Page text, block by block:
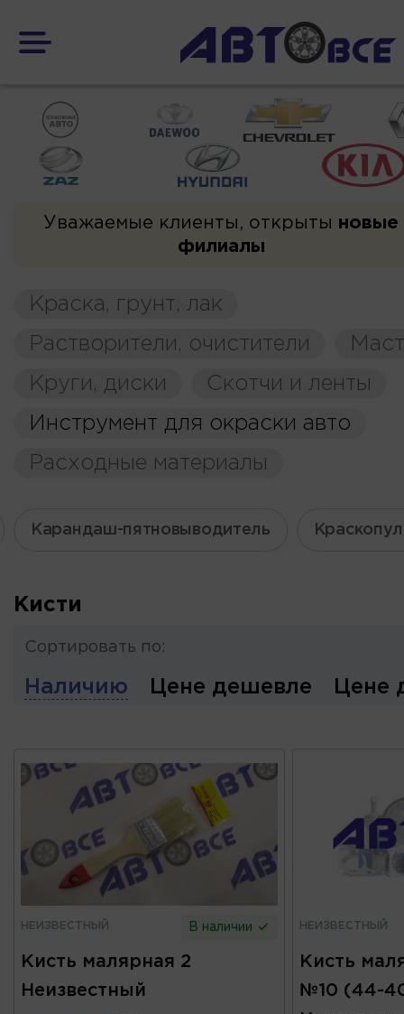
Уважаемые клиенты, открыты новые
филиалы
Краска, грунт, лак
Растворители, очистители
Круги, диски
Скотчи и ленты
Инструмент для окраски авто
Расходные материалы
Карандаш-пятновыводитель
Кисти
Сортировать по:
Наличию Цене дешевле Цене
НЕИЗВЕСТНЫЙ В наличии
Кисть малярная 2
Неизвестный
НЕИЗВЕСТНЫЙ
Кисть
№10 (44-